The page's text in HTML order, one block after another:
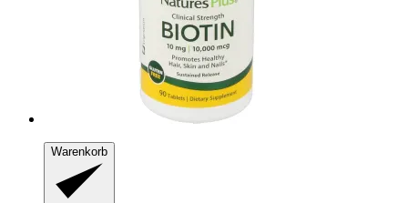
Warenkorb